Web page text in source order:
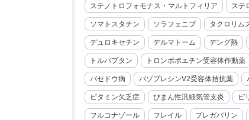
ステノトロフォモナス・マルトフィリア ステ
ソマトスタチン ソラフェニブ タクロリム
デュロキセチン デルマトーム デング熱
トルバプタン トロンボポエチン受容体作動薬
バセドウ病 バゾプレシンV2受容体拮抗薬
ビタミン欠乏症 びまん性汎細気管支炎 ビ
フルコナゾール フレイル プレガバリン